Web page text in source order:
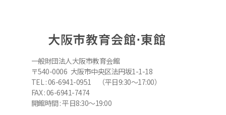
大阪市教育会館⋅東館
一般財団法人大阪市教育会館
〒540-0006 大阪市中央区法円坂1-1-18
TEL : 06-6941-0951 （平日9:30～17:00）
FAX : 06-6941-7474
開館時間 : 平日8:30～19:00